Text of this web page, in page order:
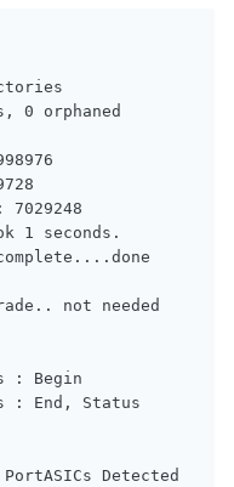
0 orphaned
1 seconds.
not needed
: Begin
: End, Status
Detected